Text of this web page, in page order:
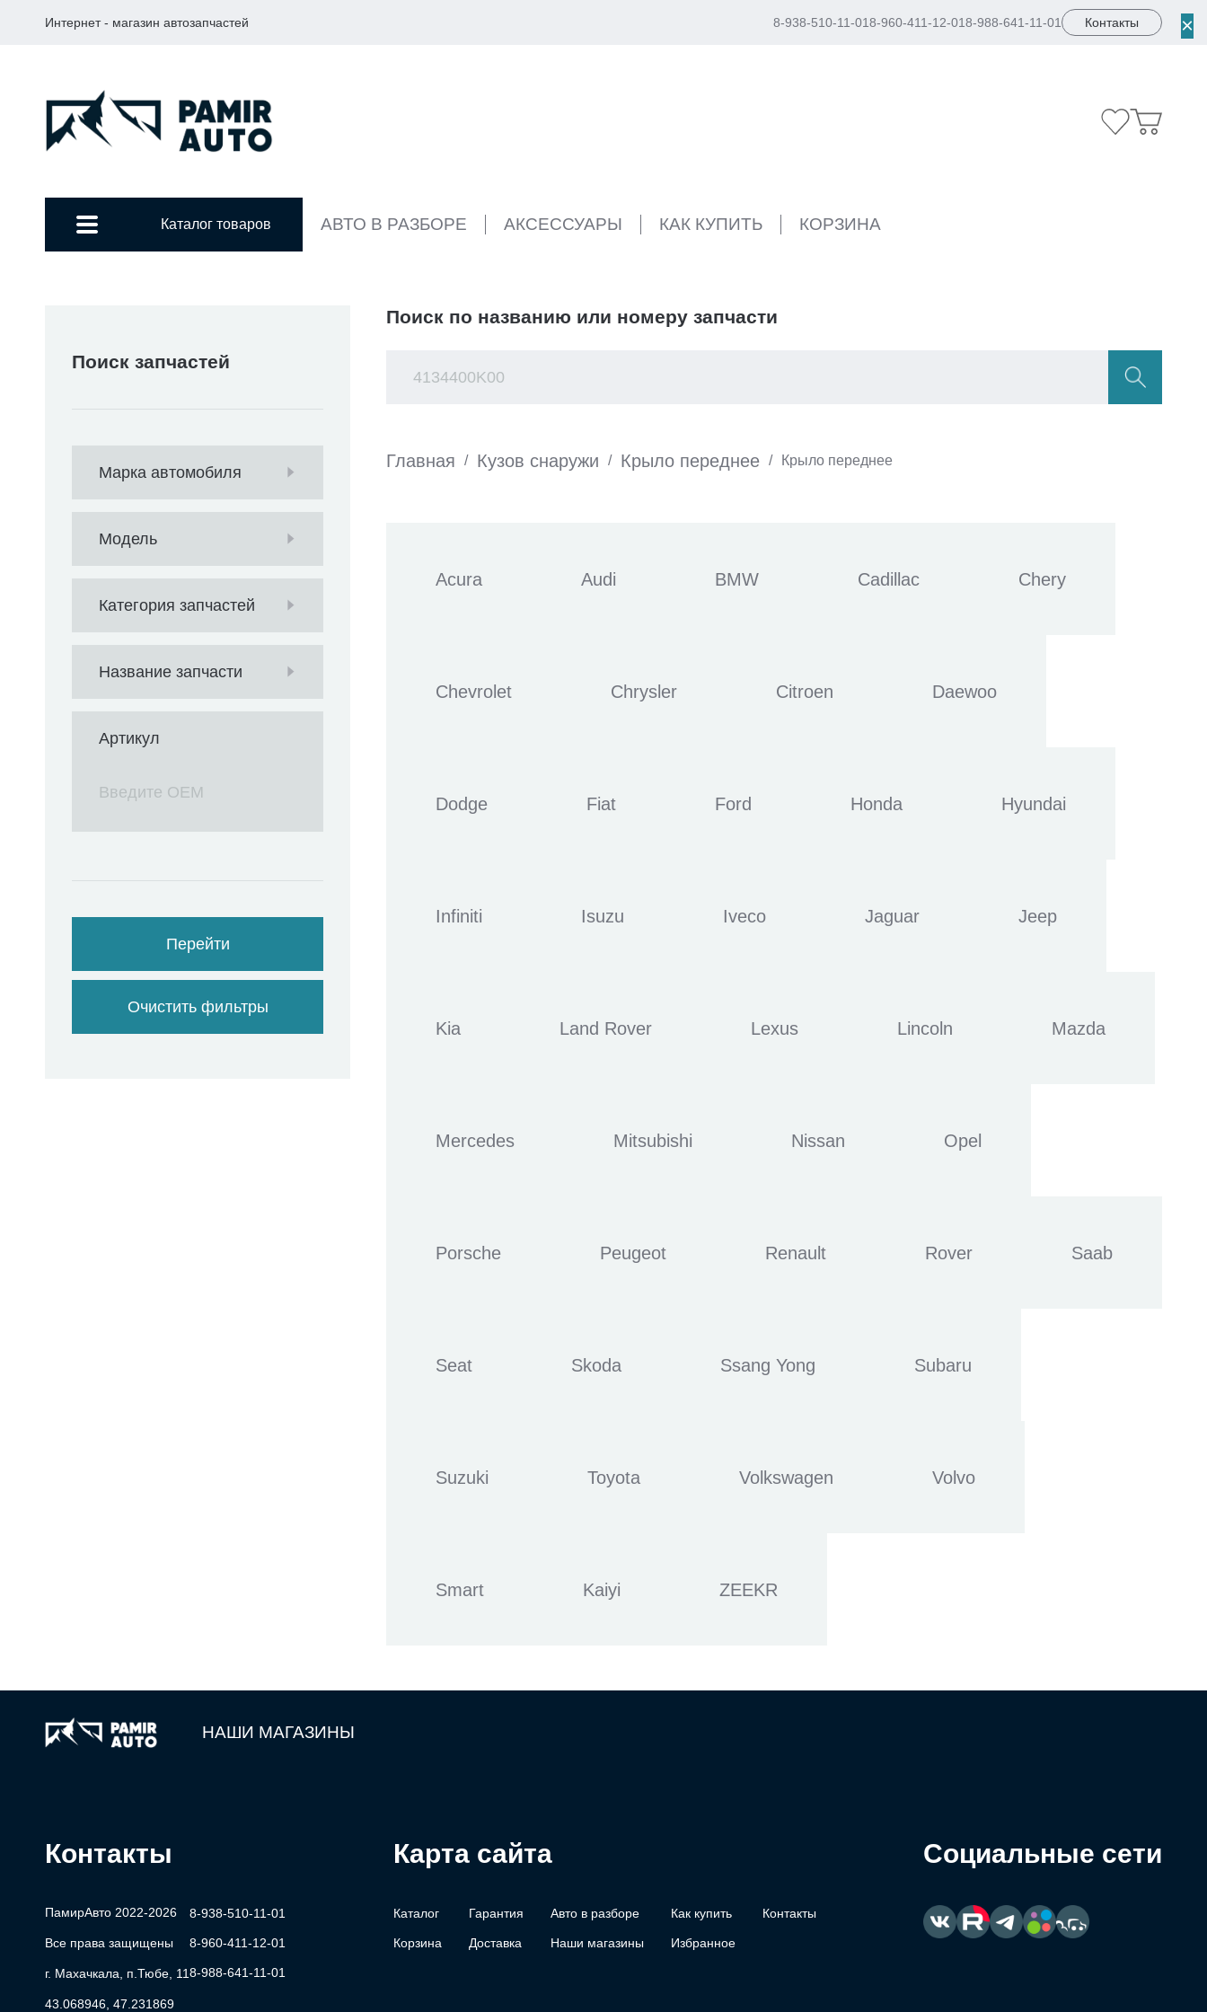
Интернет - магазин автозапчастей 8-938-510-11-018-960-411-12-018-988-641-11-01 Контакты
Каталог товаров АВТО В РАЗБОРЕ АКСЕССУАРЫ КАК КУПИТЬ КОРЗИНА
×
Поиск запчастей
Марка автомобиля
Модель
Категория запчастей
Название запчасти
Артикул
Перейти
Очистить фильтры
Поиск по названию или номеру запчасти
Главная / Кузов снаружи / Крыло переднее / Крыло переднее
Acura Audi BMW Cadillac Chery
Chevrolet Chrysler Citroen Daewoo
Dodge Fiat Ford Honda Hyundai
Infiniti Isuzu Iveco Jaguar Jeep
Kia Land Rover Lexus Lincoln Mazda
Mercedes Mitsubishi Nissan Opel
Porsche Peugeot Renault Rover Saab
Seat Skoda Ssang Yong Subaru
Suzuki Toyota Volkswagen Volvo
Smart Kaiyi ZEEKR
НАШИ МАГАЗИНЫ
Контакты
ПамирАвто 2022-2026
Все права защищены
г. Махачкала, п.Тюбе, 11
43.068946, 47.231869
8-938-510-11-01
8-960-411-12-01
8-988-641-11-01
Карта сайта
Каталог Гарантия Авто в разборе Как купить Контакты
Корзина Доставка Наши магазины Избранное
Социальные сети